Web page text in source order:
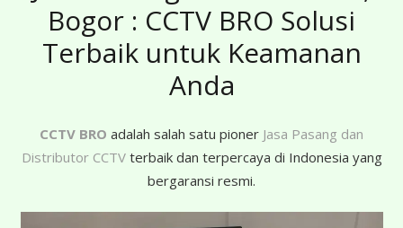
Bogor : CCTV BRO Solusi
Terbaik untuk Keamanan
Anda
CCTV BRO adalah salah satu pioner Jasa Pasang dan
Distributor CCTVterbaik dan terpercaya di Indonesia yang
bergaransi resmi.